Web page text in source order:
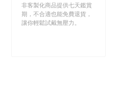
非客製化商品提供七天鑑賞
期，不合適也能免費退貨，
讓你輕鬆試戴無壓力。